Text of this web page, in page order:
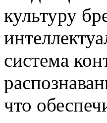
культуру
система
что